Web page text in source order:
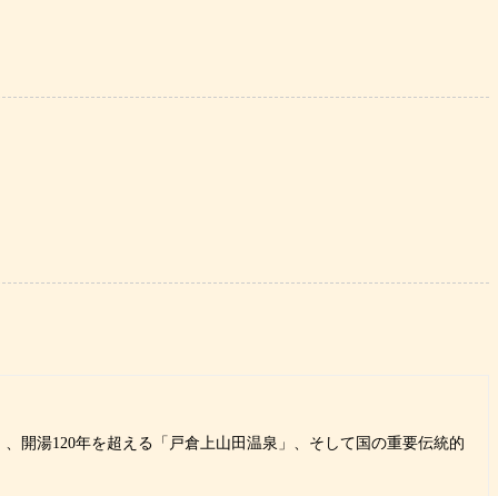
開湯120年を超える「戸倉上山田温泉」、そして国の重要伝統的